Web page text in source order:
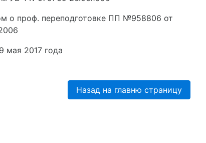
о проф. переподготовке ПП №958806 от
мая 2017 года
Назад на главню страницу